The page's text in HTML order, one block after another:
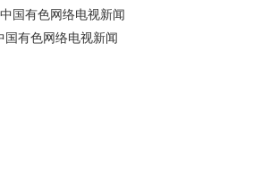
国有色网络电视新闻
国有色网络电视新闻